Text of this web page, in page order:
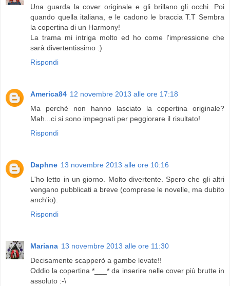
Una guarda la cover originale e gli brillano gli occhi. Poi
quando quella italiana, e le cadono le braccia T.T Sembra
la copertina di un Harmony!
La trama mi intriga molto ed ho come l'impressione che
sarà divertentissimo :)
Rispondi
America84 12 novembre 2013 alle ore 17:18
Ma perchè non hanno lasciato la copertina originale?
Mah...ci si sono impegnati per peggiorare il risultato!
Rispondi
Daphne 13 novembre 2013 alle ore 10:16
L'ho letto in un giorno. Molto divertente. Spero che gli altri
vengano pubblicati a breve (comprese le novelle, ma dubito
anch'io).
Rispondi
Mariana 13 novembre 2013 alle ore 11:30
Decisamente scapperò a gambe levate!!
Oddio la copertina *___* da inserire nelle cover più brutte in
assoluto :-\